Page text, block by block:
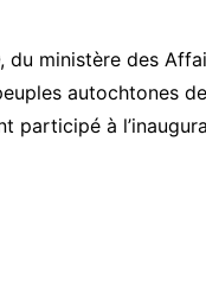
du ministère des
autochtones
participé à